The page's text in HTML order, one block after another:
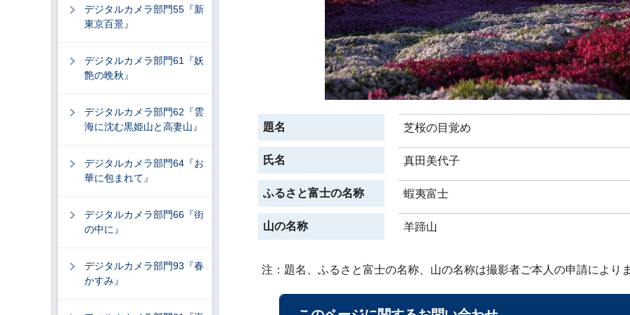
題名 芝桜の目覚め
氏名 真田美代子
ふるさと富士の名称 蝦夷富士
山の名称 羊蹄山
注：題名、ふるさと富士の名称、山の名称は撮影者ご本人の申請により
デジタルカメラ部門55『新
東京百景』
デジタルカメラ部門61『妖
艶の晩秋』
デジタルカメラ部門62『雲
海に沈む黒姫山と高妻山』
デジタルカメラ部門64『お
華に包まれて』
デジタルカメラ部門66『街
の中に』
デジタルカメラ部門93『春
かすみ』